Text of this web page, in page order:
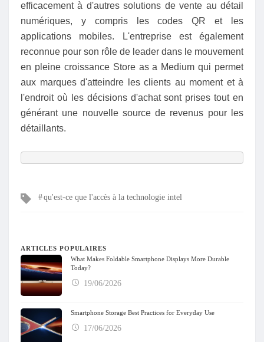
efficacement à d'autres solutions de vente au détail
numériques, y compris les codes QR et les
applications mobiles. L'entreprise est également
reconnue pour son rôle de leader dans le mouvement
en pleine croissance Store as a Medium qui permet
aux marques d'atteindre les clients au moment et à
l'endroit où les décisions d'achat sont prises tout en
générant une nouvelle source de revenus pour les
détaillants.
Motsqu'est-ce que l'accès à la technologie intel
ARTICLES POPULAIRES
What Makes Foldable Smartphone Displays More Durable
Today?
19/06/2026
Smartphone Storage Best Practices for Everyday Use
17/06/2026